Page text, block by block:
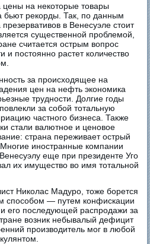
цены на некоторые товары
бьют рекорды. Так, по данным
в Венесуэле стоит
существенной проблемой,
считается острым вопрос
и постоянно растет количество
за происходящее на
цен на нефть экономика
трудности. Долгие годы
за собой тотальную
частного бизнеса. Также
стали валютное и ценовое
страна переживает острый
иностранные компании
еще при президенте Уго
их имущество во имя тотальной
Николас Мадуро, тоже борется
способом — путем конфискации
его последующей распродажи за
возник небывалый дефицит
производитель мог в любой